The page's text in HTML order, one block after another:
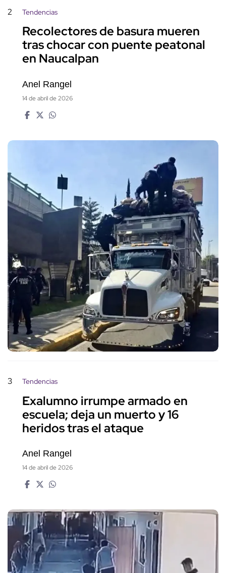
2 Tendencias
Recolectores de basura mueren
tras chocar con puente peatonal
en Naucalpan
Anel Rangel
14 de abril de 2026
3 Tendencias
Exalumno irrumpe armado en
escuela; deja un muerto y 16
heridos tras el ataque
Anel Rangel
14 de abril de 2026